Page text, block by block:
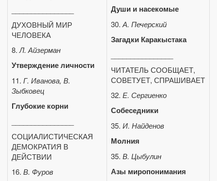
ДУХОВНЫЙ МИР
ЧЕЛОВЕКА
8. Л. Айзерман
Утверждение личности
11. Г. Иванова, В.
Зыбковец
Глубокие корни
СОЦИАЛИСТИЧЕСКАЯ
ДЕМОКРАТИЯ В
ДЕЙСТВИИ
16. В. Фуров
Души и насекомые
30. А. Печерский
Загадки Каракыстака
ЧИТАТЕЛЬ СООБЩАЕТ,
СОВЕТУЕТ, СПРАШИВАЕТ
32. Е. Сергиенко
Собеседники
35. И. Найденов
Молния
35. В. Цыбулин
Азы миропонимания